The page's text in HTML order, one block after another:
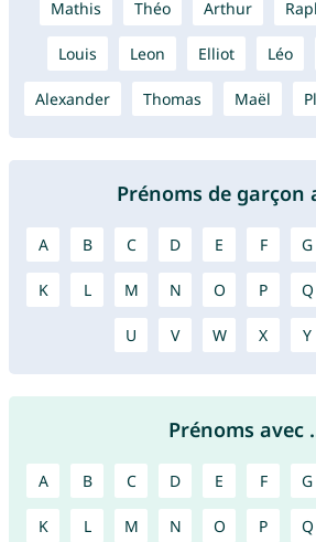
Mathis Théo Arthur
Louis Leon Elliot Léo
Alexander Thomas Maël
Prénoms de garçon
A B C D E F G
K L M N O P Q
U V W X Y
Prénoms avec
A B C D E F G
K L M N O P Q